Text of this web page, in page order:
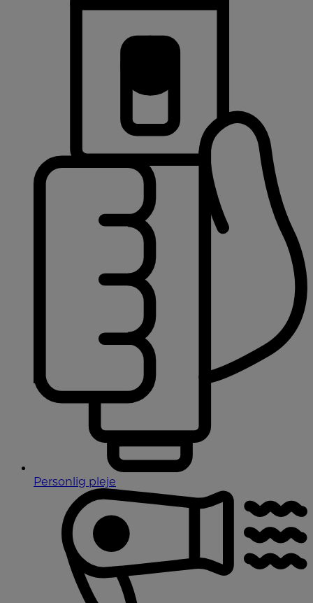
Personlig pleje